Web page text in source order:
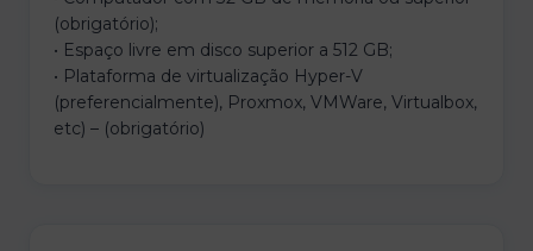
(obrigatório);
• Espaço livre em disco superior a 512 GB;
• Plataforma de virtualização Hyper-V
(preferencialmente), Proxmox, VMWare, Virtualbox,
etc) – (obrigatório)